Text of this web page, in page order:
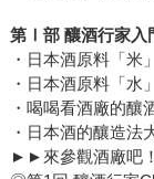
第Ⅰ部 釀酒行家入
・日本酒原料「米
・日本酒原料「水
・喝喝看酒廠的釀
・日本酒的釀造法
►►來參觀酒廠吧！